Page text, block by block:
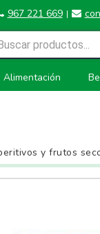
967 221 669 |
Alimentación
y frutos